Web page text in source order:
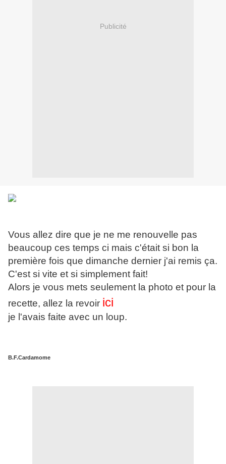
Publicité
Vous allez dire que je ne me renouvelle pas
beaucoup ces temps ci mais c'était si bon la
première fois que dimanche dernier j'ai remis ça.
C'est si vite et si simplement fait!
Alors je vous mets seulement la photo et pour la
recette, allez la revoir ici
je l'avais faite avec un loup.
B.F.Cardamome